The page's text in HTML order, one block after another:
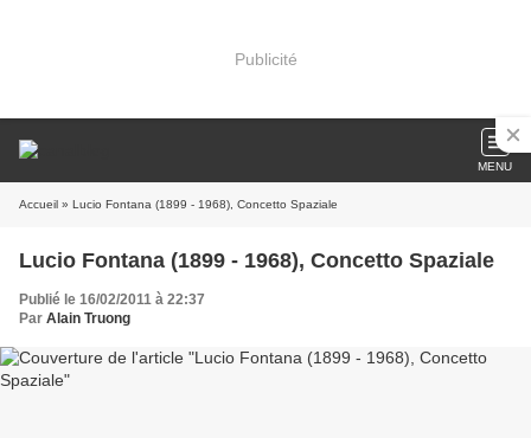
Publicité
MENU
Accueil » Lucio Fontana (1899 - 1968), Concetto Spaziale
Lucio Fontana (1899 - 1968), Concetto Spaziale
Publié le 16/02/2011 à 22:37
Par Alain Truong